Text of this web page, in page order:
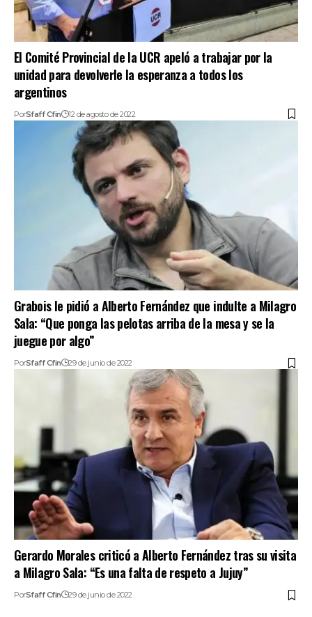
El Comité Provincial de la UCR apeló a trabajar por la
unidad para devolverle la esperanza a todos los
argentinos
PorSfaff Cfin 12 de agosto de 2022
Grabois le pidió a Alberto Fernández que indulte a Milagro
Sala: “Que ponga las pelotas arriba de la mesa y se la
juegue por algo”
PorSfaff Cfin 29 de junio de 2022
Gerardo Morales criticó a Alberto Fernández tras su visita
a Milagro Sala: “Es una falta de respeto a Jujuy”
PorSfaff Cfin 29 de junio de 2022